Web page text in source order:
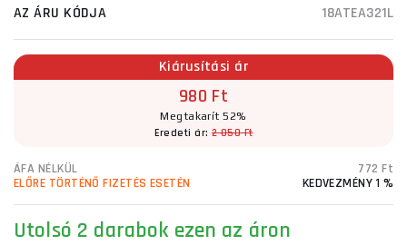
AZ ÁRU KÓDJA
18ATEA321L
Kiárusítási ár
980 Ft
Megtakarít 52%
Eredeti ár:2 050 Ft
ÁFA NÉLKÜL
772 Ft
ELŐRE TÖRTÉNŐ FIZETÉS ESETÉN
KEDVEZMÉNY 1 %
Utolsó 2 darabok ezen az áron